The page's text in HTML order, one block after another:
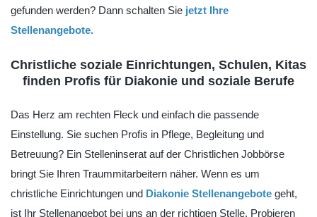
gefunden werden? Dann schalten Sie jetzt Ihre
Stellenangebote.
Christliche soziale Einrichtungen, Schulen, Kitas
finden Profis für Diakonie und soziale Berufe
Das Herz am rechten Fleck und einfach die passende
Einstellung. Sie suchen Profis in Pflege, Begleitung und
Betreuung? Ein Stelleninserat auf der Christlichen Jobbörse
bringt Sie Ihren Traummitarbeitern näher. Wenn es um
christliche Einrichtungen und Diakonie Stellenangebote geht,
ist Ihr Stellenangebot bei uns an der richtigen Stelle. Probieren